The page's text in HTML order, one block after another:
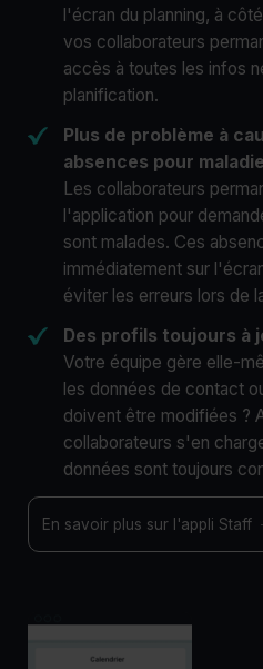
l'écran du planning, à
vos collaborateurs
accès à toutes les infos
planification.
Plus de problème à
absences pour maladie
Les collaborateurs
l'application pour
sont malades. Ces
immédiatement sur
éviter les erreurs lors de
Des profils toujours à
Votre équipe gère elle-
les données de contact
doivent être modifiées ?
collaborateurs s'en
données sont toujours
En savoir plus sur l'appli Staff